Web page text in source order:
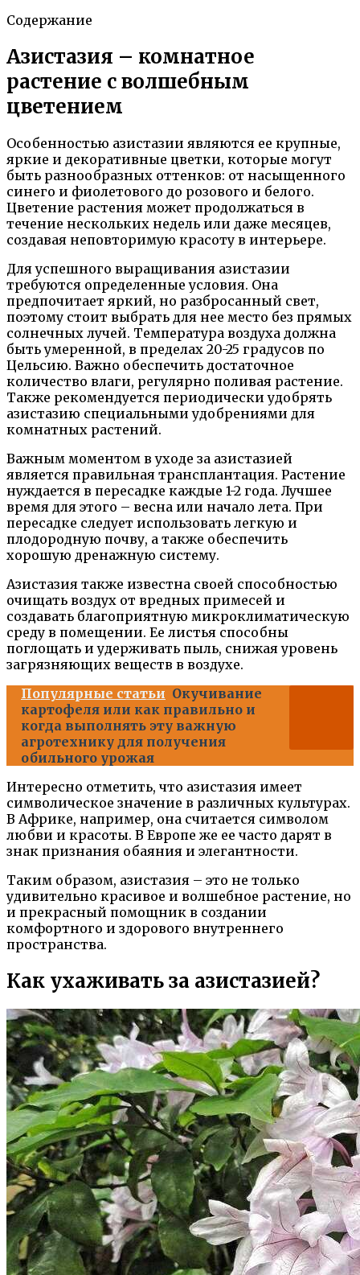
Содержание
Азистазия – комнатное
растение с волшебным
цветением
Особенностью азистазии являются ее крупные,
яркие и декоративные цветки, которые могут
быть разнообразных оттенков: от насыщенного
синего и фиолетового до розового и белого.
Цветение растения может продолжаться в
течение нескольких недель или даже месяцев,
создавая неповторимую красоту в интерьере.
Для успешного выращивания азистазии
требуются определенные условия. Она
предпочитает яркий, но разбросанный свет,
поэтому стоит выбрать для нее место без прямых
солнечных лучей. Температура воздуха должна
быть умеренной, в пределах 20-25 градусов по
Цельсию. Важно обеспечить достаточное
количество влаги, регулярно поливая растение.
Также рекомендуется периодически удобрять
азистазию специальными удобрениями для
комнатных растений.
Важным моментом в уходе за азистазией
является правильная трансплантация. Растение
нуждается в пересадке каждые 1-2 года. Лучшее
время для этого – весна или начало лета. При
пересадке следует использовать легкую и
плодородную почву, а также обеспечить
хорошую дренажную систему.
Азистазия также известна своей способностью
очищать воздух от вредных примесей и
создавать благоприятную микроклиматическую
среду в помещении. Ее листья способны
поглощать и удерживать пыль, снижая уровень
загрязняющих веществ в воздухе.
Популярные статьи Окучивание
картофеля или как правильно и
когда выполнять эту важную
агротехнику для получения
обильного урожая
Интересно отметить, что азистазия имеет
символическое значение в различных культурах.
В Африке, например, она считается символом
любви и красоты. В Европе же ее часто дарят в
знак признания обаяния и элегантности.
Таким образом, азистазия – это не только
удивительно красивое и волшебное растение, но
и прекрасный помощник в создании
комфортного и здорового внутреннего
пространства.
Как ухаживать за азистазией?